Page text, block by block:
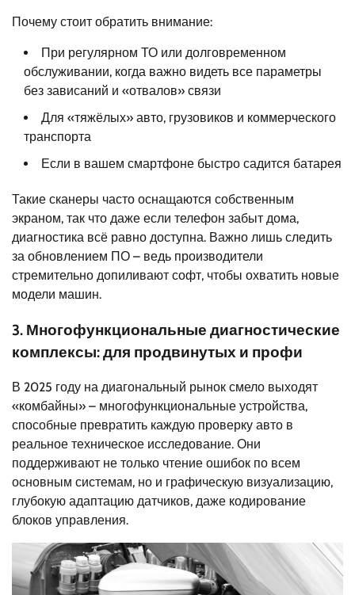
Почему стоит обратить внимание:
При регулярном ТО или долговременном
обслуживании, когда важно видеть все параметры
без зависаний и «отвалов» связи
Для «тяжёлых» авто, грузовиков и коммерческого
транспорта
Если в вашем смартфоне быстро садится батарея
Такие сканеры часто оснащаются собственным
экраном, так что даже если телефон забыт дома,
диагностика всё равно доступна. Важно лишь следить
за обновлением ПО – ведь производители
стремительно допиливают софт, чтобы охватить новые
модели машин.
3. Многофункциональные диагностические
комплексы: для продвинутых и профи
В 2025 году на диагональный рынок смело выходят
«комбайны» – многофункциональные устройства,
способные превратить каждую проверку авто в
реальное техническое исследование. Они
поддерживают не только чтение ошибок по всем
основным системам, но и графическую визуализацию,
глубокую адаптацию датчиков, даже кодирование
блоков управления.